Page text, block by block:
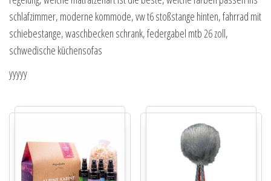
schlafzimmer, moderne kommode, vw t6 stoßstange hinten, fahrrad mit
schiebestange, waschbecken schrank, federgabel mtb 26 zoll,
schwedische küchensofas
yyyyy